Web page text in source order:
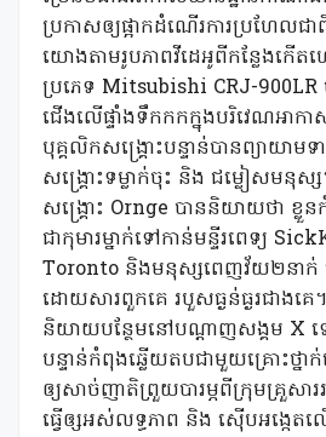
ប្រកាសឲ្យផ្អាកដំណើរការប្រហែលជា
យោងតាមរូបភាពវីដេអូពីកន្លែងកើត
ប្រភេទ Mitsubishi CRJ-900LR ប
ជើងលើផ្ទាំងទឹកកកក្នុងបរិវេណអាក
បុគ្គលិកសង្គ្រោះបន្ទាន់បានព្យាយា
សង្រ្គោះទម្លាក់ចុះ និង ជម្លៀសមនុ
សង្គ្រោះ Ornge បាននិយាយថា ខ្លួ
ជាកុមារម្នាក់ទៅកាន់មន្ទីរពេទ្យ
Toronto និងមនុស្សពេញវ័យ២នាក់ ទ
ដោយសារពួកគេ របួសធ្ងន់ធ្ងរជាងគេ
និយាយបន្ថែមនៅបណ្តាញសង្គម X ទ
បន្ទាន់កំពុងឆ្លើយតបជាមួយគ្រោះថ្ន
ឲ្យសាច់ញាតិព្រួយបារម្ភពីក្រុមគ្រួស
ធ្វើឲ្សអស់លទ្ធភាព និង ស៊ើបអង្កេត